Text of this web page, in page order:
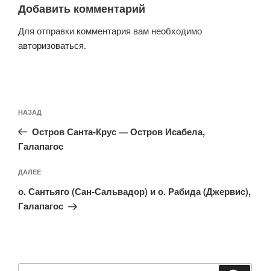
Добавить комментарий
Для отправки комментария вам необходимо
авторизоваться.
по
записям
Предыдущая
запись:
НАЗАД
Остров Санта-Крус — Остров Исабела,
Галапагос
Следующая
запись
ДАЛЕЕ
о. Сантьяго (Сан-Сальвадор) и о. Рабида (Джервис),
Галапагос